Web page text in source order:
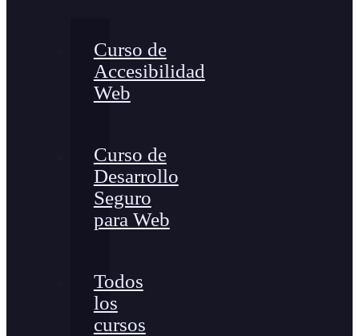
Curso de
Accesibilidad
Web
Curso de
Desarrollo
Seguro
para Web
Todos
los
cursos